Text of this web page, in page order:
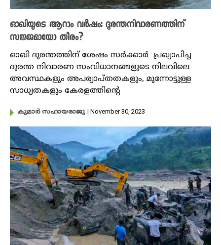
ഓഖിയുടെ ആറാം വർഷം: ദുരന്തനിവാരണത്തിന്
സജ്ജമായോ തീരം?
ഓഖി ദുരന്തത്തിന് ശേഷം സർക്കാർ പ്രഖ്യാപിച്ച
ദുരന്ത നിവാരണ സംവിധാനങ്ങളുടെ നിലവിലെ
അവസ്ഥകളും അപര്യാപ്തതകളും, മുന്നോട്ടുള്ള
സാധ്യതകളും കേരളത്തിന്റെ
കുമാർ സഹായരാജു | November 30, 2023